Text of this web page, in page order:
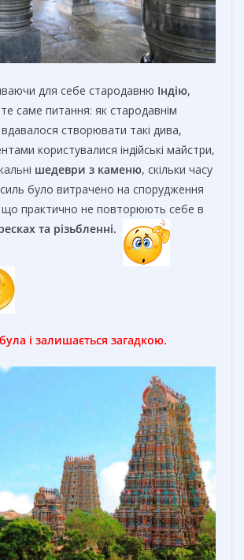
для себе стародавню Індію,
саме питання: як стародавнім
створювати такі дива,
користувалися індійські майстри,
шедеври з каменю, скільки часу
було витрачено на спорудження
що практично не повторюють себе в
та різьбленні.
була і залишається загадкою.